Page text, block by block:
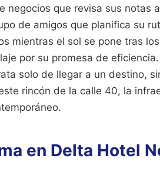
negocios que revisa sus notas
de amigos que planifica su
mientras el sol se pone tras
por su promesa de
solo de llegar a un destino,
rincón de la calle 40, la
en Delta Hotel